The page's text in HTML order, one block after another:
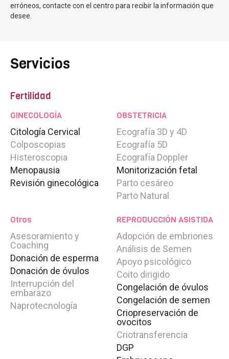
Tratamientos para ser madre soltera
DGP
Vitrificación de Óvulos
Rejuvenecimiento ovarico
Rejuvenecimiento Ovárico
PLANeva Plan ahorro Eva para conseguir tu embarazo
MINERVA FOR EVA
Plan Nutricional Eva Para Conseguir
Tu Embarazo
OPCIÓNEVA Plan personalizado EVA. Tú eliges la mejor
Técnicas
MACS
ICSI – Microinyección espermática
PICSI - ICSI fisiológico
Cultivo de embriones hasta blastocisto
Transferencia de embriones
Vitrificación de embriones
Programa Donación de Óvulos
Estudio integral de fertilidad femenina
Estudio de fertilidad masculina
erróneos, contacte con el centro para recibir la información que
desee.
Servicios
Fertilidad
GINECOLOGÍA
Citología Cervical
Colposcopias
Histeroscopia
Menopausia
Revisión ginecológica
OBSTETRICIA
Ecografía 3D y 4D
Ecografía 5D
Ecografía Doppler
Monitorización fetal
Parto cesáreo
Parto Natural
Otros
Asesoramiento y
Coaching
Donación de esperma
Donación de óvulos
Interrupción del
embarazo
Naprotecnología
REPRODUCCIÓN ASISTIDA
Adopción de embriones
Análisis de Semen
Apoyo psicológico
Coito dirigido
Congelación de óvulos
Congelación de semen
Criopreservación de
ovocitos
Criotransferencia
DGP